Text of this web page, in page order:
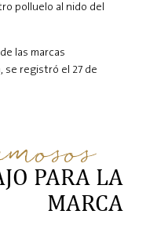
polluelo al nido del
las marcas
se registró el 27 de
PARA LA
MARCA